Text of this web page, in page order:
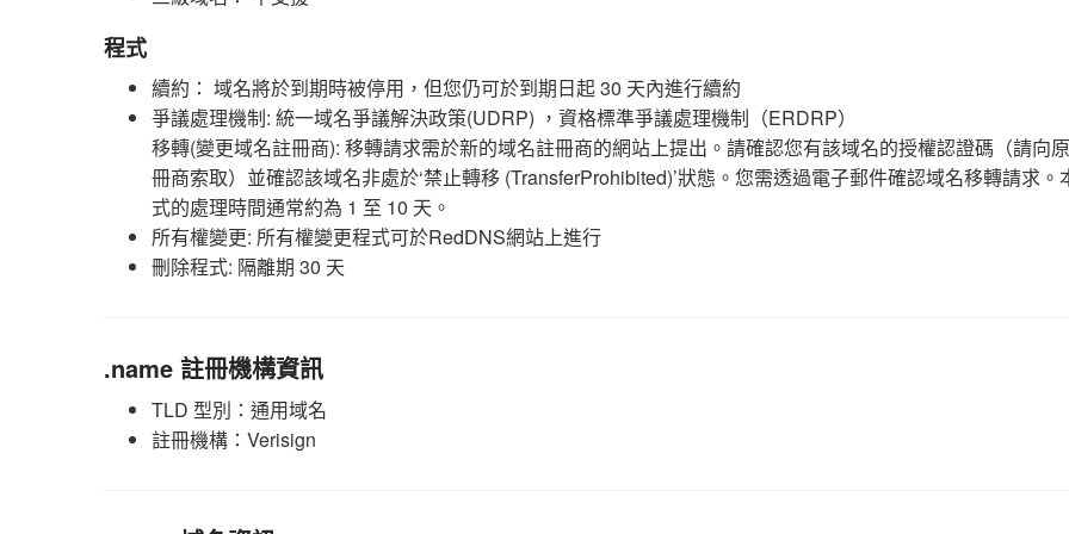
程式
續約： 域名將於到期時被停用，但您仍可於到期日起 30 天內進行續約
爭議處理機制: 統一域名爭議解決政策(UDRP) ，資格標準爭議處理機制（ERDRP）
移轉(變更域名註冊商): 移轉請求需於新的域名註冊商的網站上提出。請確認您有該域名的授權認證碼（請向
冊商索取）並確認該域名非處於‘禁止轉移 (TransferProhibited)’狀態。您需透過電子郵件確認域名移轉請求。
式的處理時間通常約為 1 至 10 天。
所有權變更: 所有權變更程式可於RedDNS網站上進行
刪除程式: 隔離期 30 天
.name 註冊機構資訊
TLD 型別：通用域名
註冊機構：Verisign